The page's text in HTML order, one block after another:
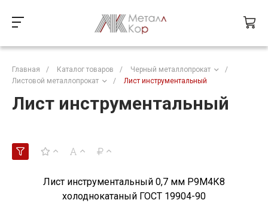
Главная / Каталог товаров / Черный металлопрокат
/
Листовой металлопрокат
/ Лист инструментальный
Лист инструментальный
Лист инструментальный 0,7 мм Р9М4К8
холоднокатаный ГОСТ 19904-90